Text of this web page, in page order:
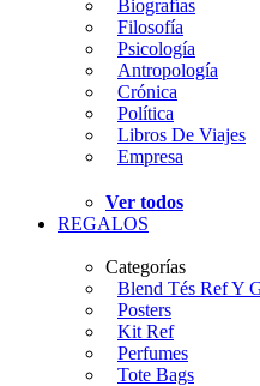
Biografías
Filosofía
Psicología
Antropología
Crónica
Política
Libros De Viajes
Empresa
Ver todos
REGALOS
Categorías
Blend Tés Ref Y
Posters
Kit Ref
Perfumes
Tote Bags